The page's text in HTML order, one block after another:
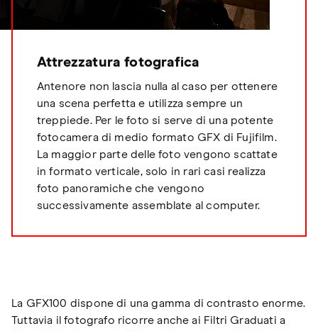
Attrezzatura fotografica
Antenore non lascia nulla al caso per ottenere
una scena perfetta e utilizza sempre un
treppiede. Per le foto si serve di una potente
fotocamera di medio formato GFX di Fujifilm.
La maggior parte delle foto vengono scattate
in formato verticale, solo in rari casi realizza
foto panoramiche che vengono
successivamente assemblate al computer.
La GFX100 dispone di una gamma di contrasto enorme.
Tuttavia il fotografo ricorre anche ai Filtri Graduati a